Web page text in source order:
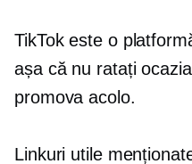
TikTok este o
așa că nu ratați
promova acolo.
Linkuri utile